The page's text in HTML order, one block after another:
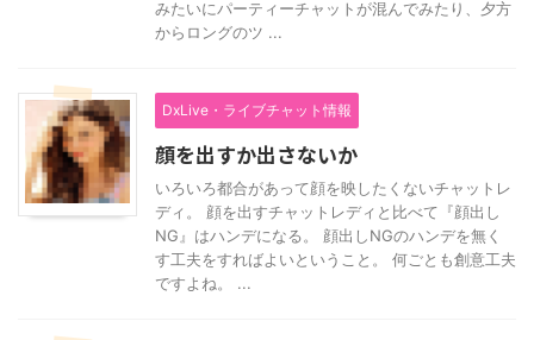
みたいにパーティーチャットが混んでみたり、夕方
からロングのツ ...
DxLive・ライブチャット情報
顔を出すか出さないか
いろいろ都合があって顔を映したくないチャットレ
ディ。 顔を出すチャットレディと比べて『顔出し
NG』はハンデになる。 顔出しNGのハンデを無く
す工夫をすればよいということ。 何ごとも創意工夫
ですよね。 ...